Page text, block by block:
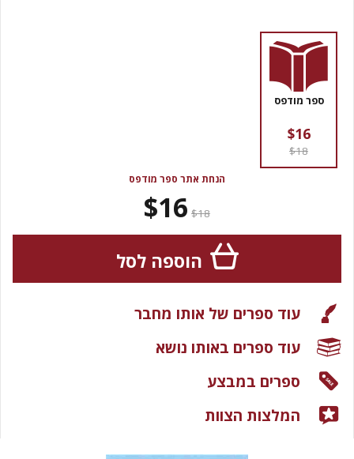
ספר מודפס
$16
$18
הנחת אתר ספר מודפס
$18
$16
הוספה לסל
עוד ספרים של אותו מחבר
עוד ספרים באותו נושא
ספרים במבצע
המלצות הצוות